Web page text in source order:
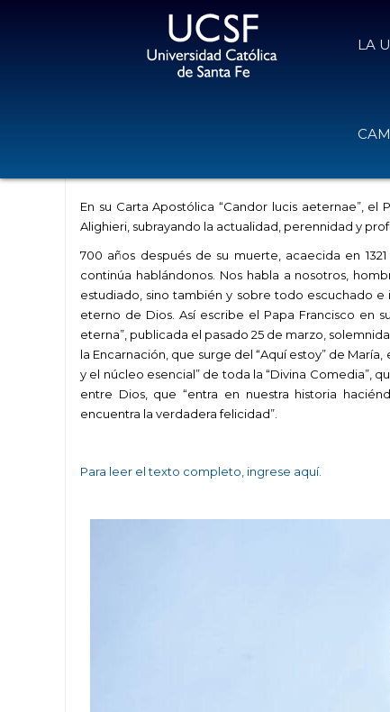
LA
En su Carta Apostólica “Candor lucis aeternae”,
Alighieri, subrayando la actualidad, perennidad y
700 años después de su muerte, acaecida en
continúa hablándonos. Nos habla a nosotros,
estudiado, sino también y sobre todo escuchado
eterno de Dios. Así escribe el Papa Francisco en
eterna”, publicada el pasado 25 de marzo,
la Encarnación, que surge del “Aquí estoy” de
y el núcleo esencial” de toda la “Divina Comedia”,
entre Dios, que “entra en nuestra historia
encuentra la verdadera felicidad”.
Para leer el texto completo, ingrese aquí.